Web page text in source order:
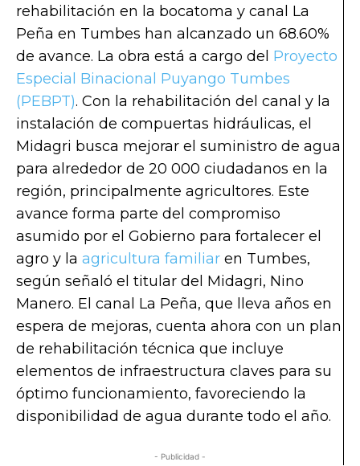
rehabilitación en la bocatoma y canal La
Peña en Tumbes han alcanzado un 68.60%
de avance. La obra está a cargo del Proyecto
Especial Binacional Puyango Tumbes
(PEBPT). Con la rehabilitación del canal y la
instalación de compuertas hidráulicas, el
Midagri busca mejorar el suministro de agua
para alrededor de 20 000 ciudadanos en la
región, principalmente agricultores. Este
avance forma parte del compromiso
asumido por el Gobierno para fortalecer el
agro y la agricultura familiar en Tumbes,
según señaló el titular del Midagri, Nino
Manero. El canal La Peña, que lleva años en
espera de mejoras, cuenta ahora con un plan
de rehabilitación técnica que incluye
elementos de infraestructura claves para su
óptimo funcionamiento, favoreciendo la
disponibilidad de agua durante todo el año.
- Publicidad -